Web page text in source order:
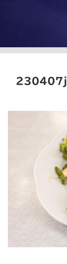
230407j